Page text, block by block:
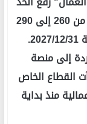
الأدنى للأجور للعاملين في القطاع الخاص من 260 إلى 290
إلى منصة
القطاع الخاص
بلغ 106 شكاوى عمالية منذ بداية